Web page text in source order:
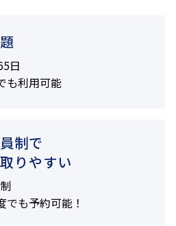
日
も利用可能
制で
りやすい
でも予約可能！